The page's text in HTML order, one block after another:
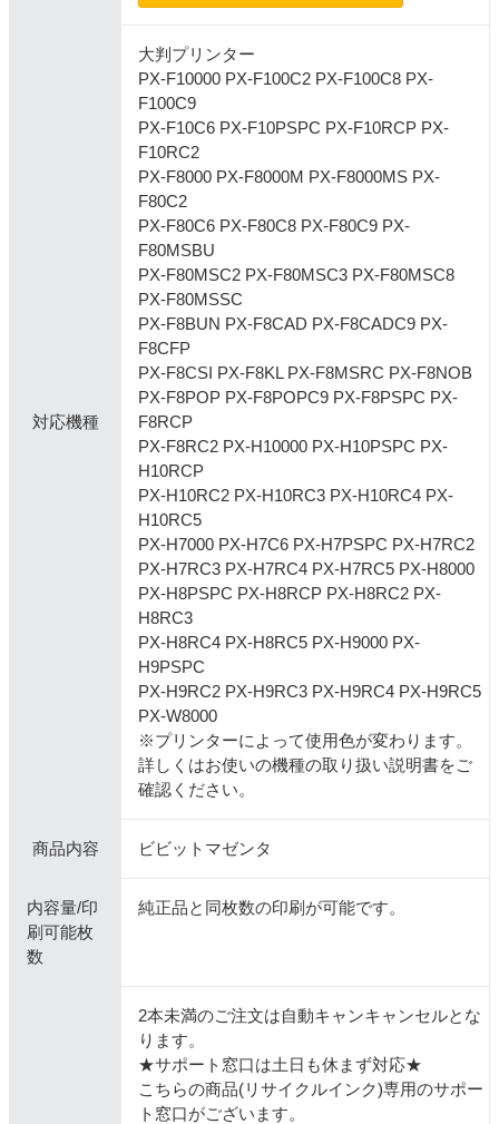
対応機種
大判プリンター
PX-F10000 PX-F100C2 PX-F100C8 PX-
F100C9
PX-F10C6 PX-F10PSPC PX-F10RCP PX-
F10RC2
PX-F8000 PX-F8000M PX-F8000MS PX-
F80C2
PX-F80C6 PX-F80C8 PX-F80C9 PX-
F80MSBU
PX-F80MSC2 PX-F80MSC3 PX-F80MSC8
PX-F80MSSC
PX-F8BUN PX-F8CAD PX-F8CADC9 PX-
F8CFP
PX-F8CSI PX-F8KL PX-F8MSRC PX-F8NOB
PX-F8POP PX-F8POPC9 PX-F8PSPC PX-
F8RCP
PX-F8RC2 PX-H10000 PX-H10PSPC PX-
H10RCP
PX-H10RC2 PX-H10RC3 PX-H10RC4 PX-
H10RC5
PX-H7000 PX-H7C6 PX-H7PSPC PX-H7RC2
PX-H7RC3 PX-H7RC4 PX-H7RC5 PX-H8000
PX-H8PSPC PX-H8RCP PX-H8RC2 PX-
H8RC3
PX-H8RC4 PX-H8RC5 PX-H9000 PX-
H9PSPC
PX-H9RC2 PX-H9RC3 PX-H9RC4 PX-H9RC5
PX-W8000
※プリンターによって使用色が変わります。
詳しくはお使いの機種の取り扱い説明書をご
確認ください。
商品内容 ビビットマゼンタ
内容量/印
刷可能枚
数
純正品と同枚数の印刷が可能です。
2本未満のご注文は自動キャンキャンセルとな
ります。
★サポート窓口は土日も休まず対応★
こちらの商品(リサイクルインク)専用のサポー
ト窓口がございます。